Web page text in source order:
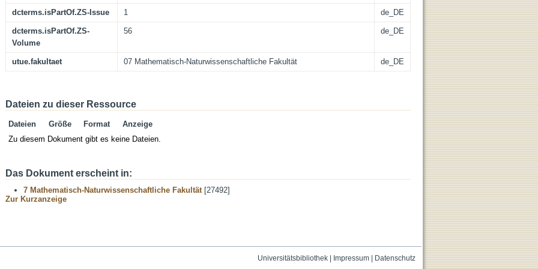
dcterms.isPartOf.ZS-Issue 1 de_DE
dcterms.isPartOf.ZS-
Volume
56 de_DE
utue.fakultaet 07 Mathematisch-Naturwissenschaftliche Fakultät de_DE
Dateien zu dieser Ressource
Dateien Größe Format
Anzeige
Zu diesem Dokument gibt es keine Dateien.
Das Dokument erscheint in:
7 Mathematisch-Naturwissenschaftliche Fakultät[27492]
Zur Kurzanzeige
Universitätsbibliothek| Impressum| Datenschutz